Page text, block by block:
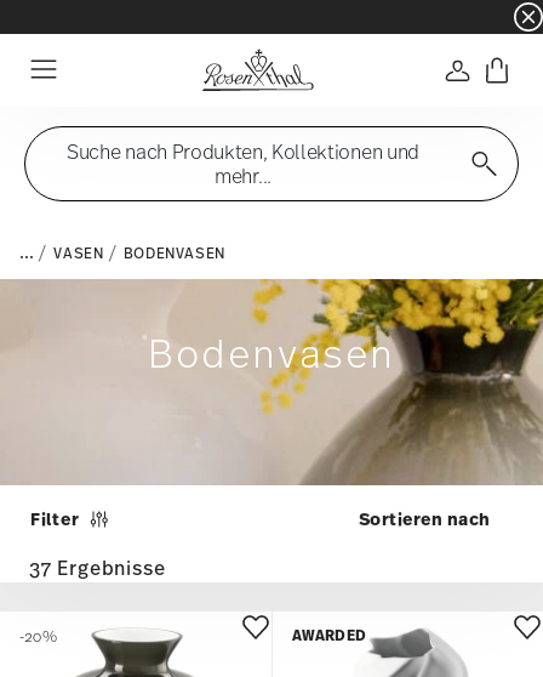
☀️ Summer SALE auf ausgewählte Artikel
Suche nach Produkten, Kollektionen und
mehr...
... VASEN BODENVASEN
Bodenvasen
Filter
37 Ergebnisse
-20% AWARDED